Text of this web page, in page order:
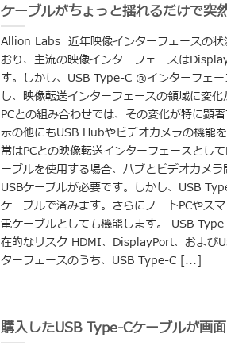
ケーブルがちょっと揺れるだけで突
Allion Labs 近年映像インターフェースの状
おり、主流の映像インターフェースは
す。しかし、USB Type-C ®インターフェ
し、映像転送インターフェースの領域に変
PCとの組み合わせでは、その変化が特に顕
示の他にもUSB Hubやビデオカメラの機能
常はPCとの映像転送インターフェースとし
ーブルを使用する場合、ハブとビデオカメ
USBケーブルが必要です。しかし、USB
ケーブルで済みます。さらにノートPCやス
電ケーブルとしても機能します。 USB
在的なリスク HDMI、DisplayPort、および
ターフェースのうち、USB Type-C [...]
購入したUSB Type-Cケーブルが画